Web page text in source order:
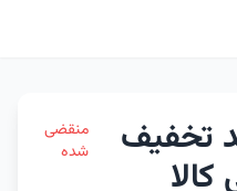
تخفیف
منقضی
شده